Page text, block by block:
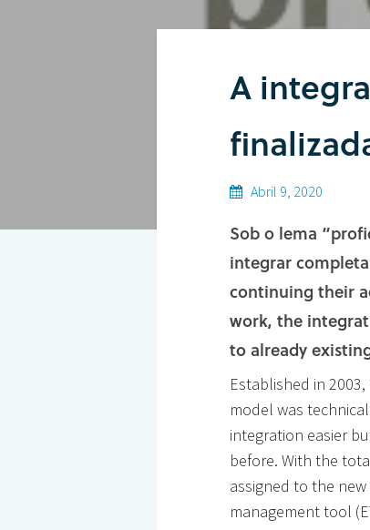
Hit enter to search or ESC to close
A
Abril 9, 2020
Sob o lema
integrar
continuing their
work, the
to already
Established in
model was
integration easier
before. With the
assigned to the
management tool